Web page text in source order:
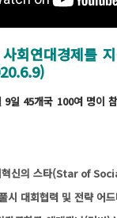
회연대경제를
일 45개국 100여 명이
혁신의 스타(Star of
시 대회협력 및 전략 어